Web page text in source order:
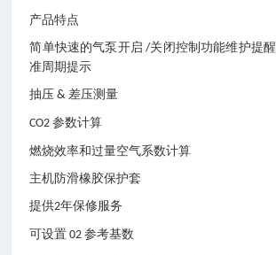
产品特点
简单快速的气泵开启 /关闭控制功能维护提醒
准周期提示
抽压 &差压测量
CO2参数计算
燃烧效率和过量空气系数计算
主机防滑橡胶保护套
提供2年保修服务
可设置 02参考基数